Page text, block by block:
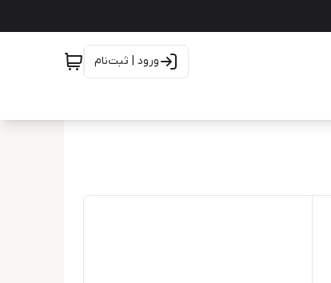
ورود | ثبت‌نام